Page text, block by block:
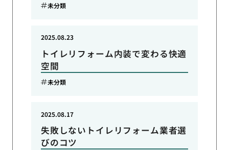
未分類
トイレリフォーム内装で変わる快適
空間
2025.08.23
未分類
失敗しないトイレリフォーム業者選
びのコツ
2025.08.17